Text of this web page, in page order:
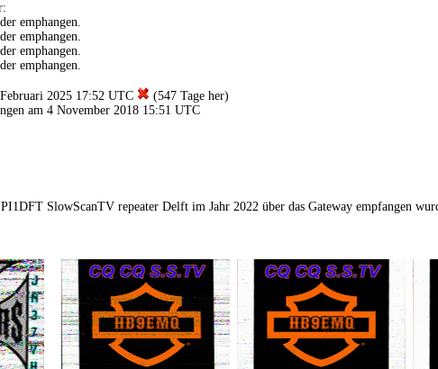
emphangen.
emphangen.
emphangen.
emphangen.
2025 17:52 UTC
(547 Tage her)
am 4 November 2018 15:51 UTC
SlowScanTV repeater Delft im Jahr 2022 über das Gateway empfangen